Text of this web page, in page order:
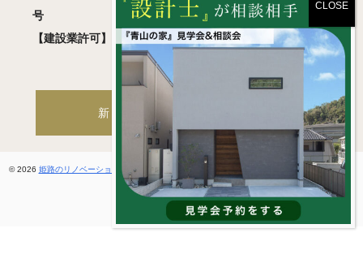
号
【建設業許可】 兵庫県知事登録 般-2 第460830号
新築・注文住宅サイトへ
© 2026 姫路のリノベーション・フルリフォーム / 住空間建築設計 一級建築士事務所. All rights
reserved.
ホームページ制作by